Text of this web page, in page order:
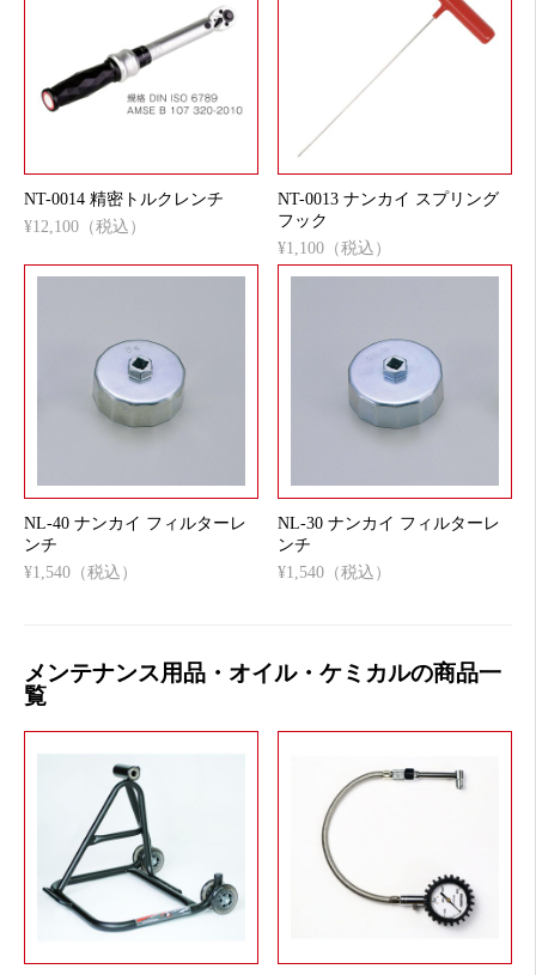
NT-0014 精密トルクレンチ
¥12,100（税込）
NT-0013 ナンカイ スプリング
フック
¥1,100（税込）
NL-40 ナンカイ フィルターレ
ンチ
¥1,540（税込）
NL-30 ナンカイ フィルターレ
ンチ
¥1,540（税込）
メンテナンス用品・オイル・ケミカルの商品一
覧